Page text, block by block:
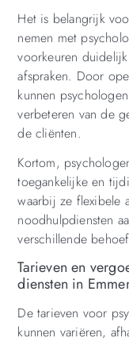
Het is belangrijk
nemen met
voorkeuren
afspraken. Door
kunnen
verbeteren van de
de cliënten.
Kortom,
toegankelijke en
waarbij ze flexibele
noodhulpdiensten
verschillende
Tarieven en
diensten in
De tarieven voor
kunnen variëren,